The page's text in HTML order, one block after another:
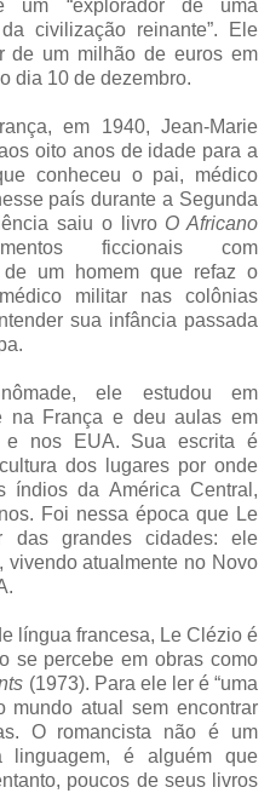
“explorador de uma
civilização reinante”. Ele
de um milhão de euros em
dia 10 de dezembro.
em 1940, Jean-Marie
oito anos de idade para a
conheceu o pai, médico
país durante a Segunda
saiu o livro O Africano
ficcionais com
um homem que refaz o
militar nas colônias
sua infância passada
ele estudou em
na França e deu aulas em
e nos EUA. Sua escrita é
dos lugares por onde
índios da América Central,
Foi nessa época que Le
das grandes cidades: ele
vivendo atualmente no Novo
língua francesa, Le Clézio é
se percebe em obras como
(1973). Para ele ler é “uma
mundo atual sem encontrar
O romancista não é um
linguagem, é alguém que
poucos de seus livros